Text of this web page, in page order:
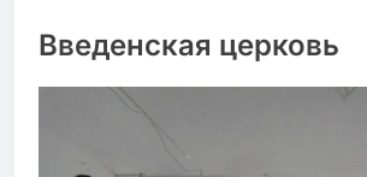
Введенская церковь